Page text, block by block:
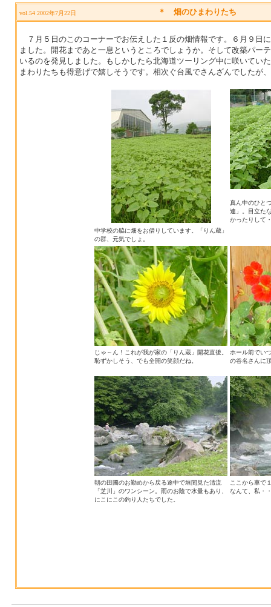
vol.54 2002年7月22日 ＊ 畑のひまわりたち
７月５日のこのコーナーでお伝えした１反の畑情報です。６月９日
ました。開花まであと一息というところでしょうか。そして改築パー
いるのを発見しました。もしかしたら北海道ツーリング中に咲いてい
まわりたちも得意げで嬉しそうです。相次ぐ台風でさんざんでしたが
真ん中のひと
連」。目立た
かったりして
中学校の脇に畑をお借りしています。「りん蔵」
の群、元気でしょ。
じゃ～ん！これが我が家の「りん蔵」開花直後。
恥ずかしそう、でも全開の笑顔だね。
ホール前でい
の谷名さんに
朝の田圃のお勤めから戻る途中で垣間見た清流
「芝川」のワンシーン。雨のお陰で水量もあり、
にこにこの釣り人たちでした。
ここから車で
なんて、私・